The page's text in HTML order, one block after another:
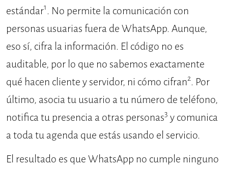
estándar1. No permite la comunicación con
personas usuarias fuera de WhatsApp. Aunque,
eso sí, cifra la información. El código no es
auditable, por lo que no sabemos exactamente
qué hacen cliente y servidor, ni cómo cifran2. Por
último, asocia tu usuario a tu número de teléfono,
notifica tu presencia a otras personas3 y comunica
a toda tu agenda que estás usando el servicio.
El resultado es que WhatsApp no cumple ninguno